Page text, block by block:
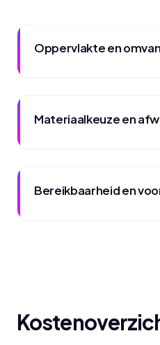
Oppervlakte en
Materiaalkeuze en
Bereikbaarheid en